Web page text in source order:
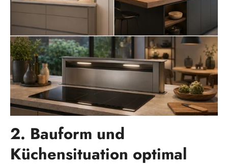
2. Bauform und
Küchensituation optimal